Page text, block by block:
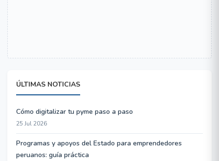
ÚLTIMAS NOTICIAS
Cómo digitalizar tu pyme paso a paso
25 Jul 2026
Programas y apoyos del Estado para emprendedores
peruanos: guía práctica